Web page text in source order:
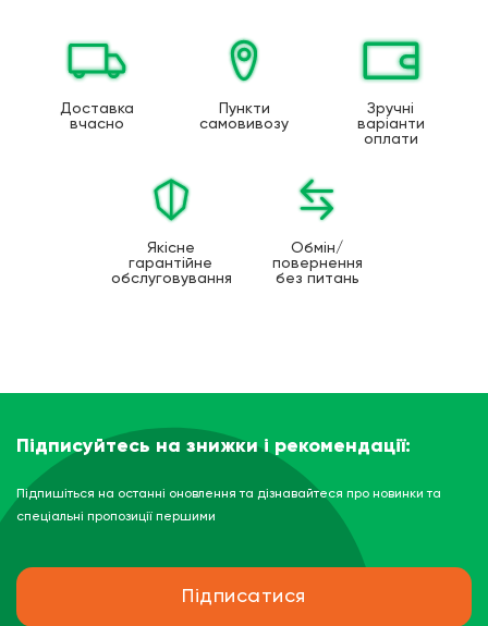
Доставка
вчасно
Пункти
самовивозу
Зручні
варіанти
оплати
Якісне
гарантійне
обслуговування
Обмін/
повернення
без питань
Підписуйтесь на знижки і рекомендації:
Підпишіться на останні оновлення та дізнавайтеся про новинки та
спеціальні пропозиції першими
Підписатися